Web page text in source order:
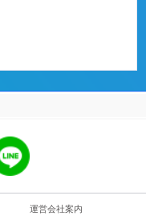
運営会社案内